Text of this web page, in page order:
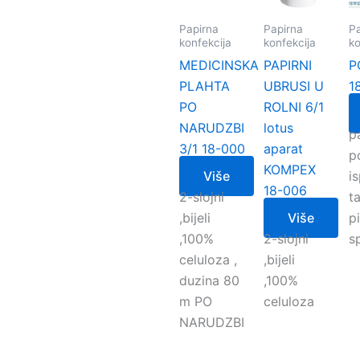
Papirna
konfekcija
MEDICINSKA
PLAHTA
PO
NARUDZBI
3/1 18-000
Više
2-slojni
,bijeli
,100%
celuloza ,
duzina 80
m PO
NARUDZBI
Papirna
konfekcija
PAPIRNI
UBRUSI U
ROLNI 6/1
lotus
aparat
KOMPEX
18-006
Više
2-slojni
,bijeli
,100%
celuloza